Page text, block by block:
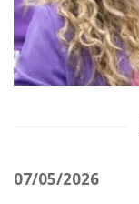
07/05/2026